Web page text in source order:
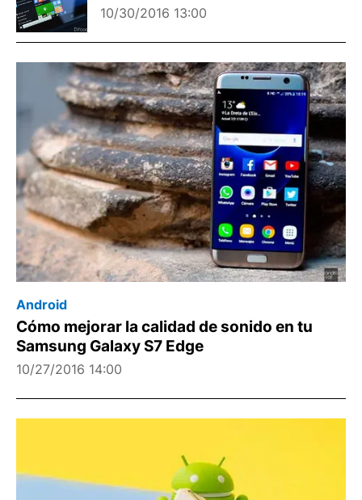
10/30/2016 13:00
Android
Cómo mejorar la calidad de sonido en tu
Samsung Galaxy S7 Edge
10/27/2016 14:00